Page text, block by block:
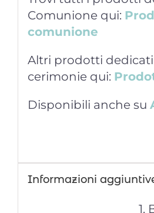
Comunione qui:
comunione
Altri prodotti dedicati
cerimonie qui:
Disponibili anche su
Informazioni
1.